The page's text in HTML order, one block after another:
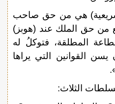
هي من حق صاحب
من حق الملك عند (هوبز)
المطلقة، فتوكلُ له
يسن القوانين التي يراها
الثلاث: